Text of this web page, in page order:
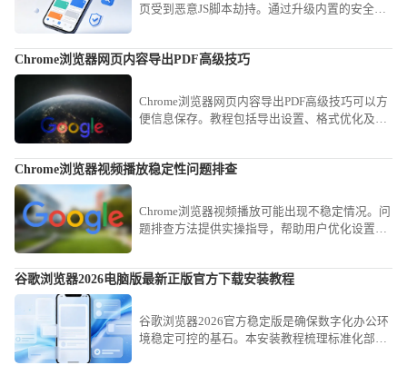
页受到恶意JS脚本劫持。通过升级内置的安全过
构筑安全防线。
Chrome浏览器网页内容导出PDF高级技巧
Chrome浏览器网页内容导出PDF高级技巧可以方
便信息保存。教程包括导出设置、格式优化及快
Chrome浏览器视频播放稳定性问题排查
Chrome浏览器视频播放可能出现不稳定情况。问
题排查方法提供实操指导，帮助用户优化设置，
谷歌浏览器2026电脑版最新正版官方下载安装教程
谷歌浏览器2026官方稳定版是确保数字化办公环
境稳定可控的基石。本安装教程梳理标准化部署